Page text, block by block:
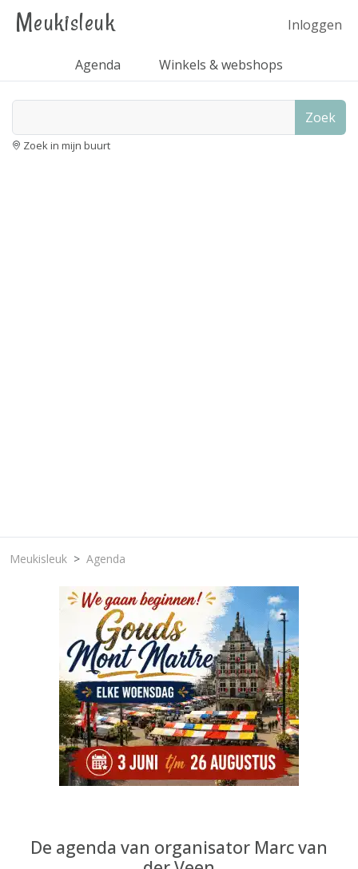
Meukisleuk Inloggen
Agenda Winkels & webshops
Zoek
Zoek in mijn buurt
Meukisleuk Agenda
De agenda van organisator Marc van